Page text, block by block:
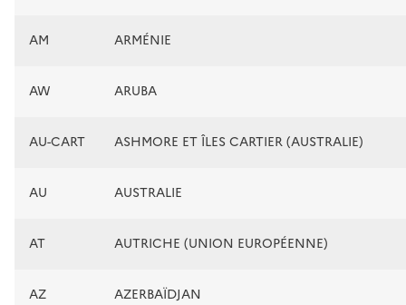
AM ARMÉNIE
AW ARUBA
AU-CART ASHMORE ET ÎLES CARTIER (AUSTRALIE)
AU AUSTRALIE
AT AUTRICHE (UNION EUROPÉENNE)
AZ AZERBAÏDJAN